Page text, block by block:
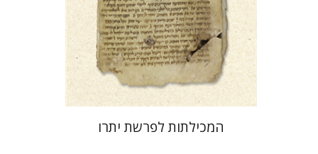
הנחת אתר ספר מודפס
$46
$41
המכילתות לפרשת יתרו